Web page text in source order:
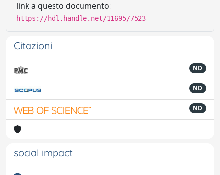
link a questo documento:
https://hdl.handle.net/11695/7523
Citazioni
ND
ND
ND
social impact